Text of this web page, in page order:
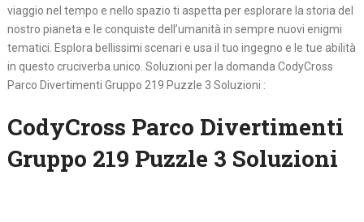
viaggio nel tempo e nello spazio ti aspetta per esplorare la storia del
nostro pianeta e le conquiste dell’umanità in sempre nuovi enigmi
tematici. Esplora bellissimi scenari e usa il tuo ingegno e le tue abilità
in questo cruciverba unico. Soluzioni per la domanda CodyCross
Parco Divertimenti Gruppo 219 Puzzle 3 Soluzioni :
CodyCross Parco Divertimenti
Gruppo 219 Puzzle 3 Soluzioni